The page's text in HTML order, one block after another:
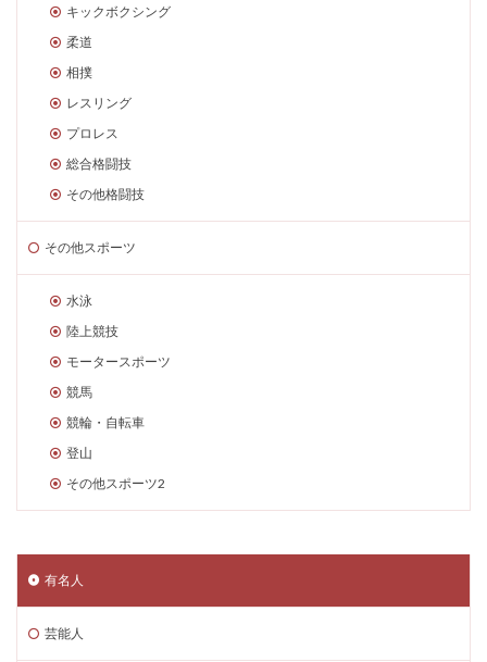
キックボクシング
柔道
相撲
レスリング
プロレス
総合格闘技
その他格闘技
その他スポーツ
水泳
陸上競技
モータースポーツ
競馬
競輪・自転車
登山
その他スポーツ2
有名人
芸能人